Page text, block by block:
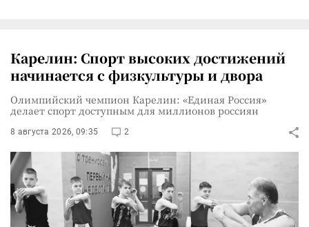
Карелин: Спорт высоких достижений
начинается с физкультуры и двора
Олимпийский чемпион Карелин: «Единая Россия»
делает спорт доступным для миллионов россиян
8 августа 2026, 09:35 2